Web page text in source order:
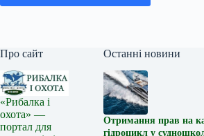
Про сайт
«Рибалка і
охота» —
портал для
Останні новини
Отримання прав на
гідроцикл у